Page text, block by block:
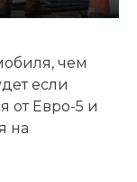
чем
если
от Евро-5 и
на